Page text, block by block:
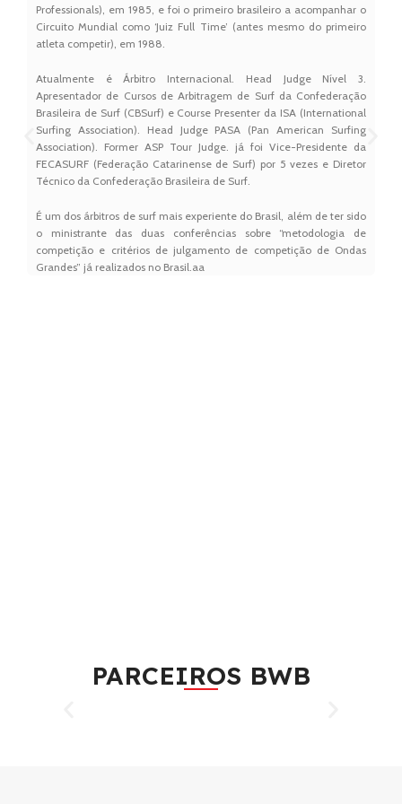
Professionals), em 1985, e foi o primeiro brasileiro a acompanhar o
Circuito Mundial como ‘Juiz Full Time’ (antes mesmo do primeiro
atleta competir), em 1988.
Atualmente é Árbitro Internacional. Head Judge Nível 3.
Apresentador de Cursos de Arbitragem de Surf da Confederação
Brasileira de Surf (CBSurf) e Course Presenter da ISA (International
Surfing Association). Head Judge PASA (Pan American Surfing
Association). Former ASP Tour Judge. já foi Vice-Presidente da
FECASURF (Federação Catarinense de Surf) por 5 vezes e Diretor
Técnico da Confederação Brasileira de Surf.
É um dos árbitros de surf mais experiente do Brasil, além de ter sido
o ministrante das duas conferências sobre “metodologia de
competição e critérios de julgamento de competição de Ondas
Grandes” já realizados no Brasil.aa
PARCEIROS BWB